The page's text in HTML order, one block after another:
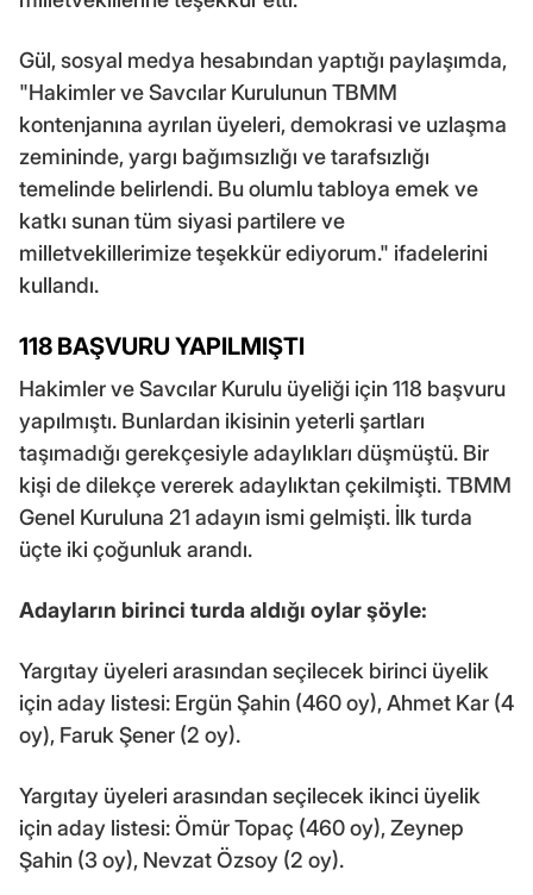
Gül, sosyal medya hesabından yaptığı paylaşımda,
"Hakimler ve Savcılar Kurulunun TBMM
kontenjanına ayrılan üyeleri, demokrasi ve uzlaşma
zemininde, yargı bağımsızlığı ve tarafsızlığı
temelinde belirlendi. Bu olumlu tabloya emek ve
katkı sunan tüm siyasi partilere ve
milletvekillerimize teşekkür ediyorum." ifadelerini
kullandı.
118 BAŞVURU YAPILMIŞTI
Hakimler ve Savcılar Kurulu üyeliği için 118 başvuru
yapılmıştı. Bunlardan ikisinin yeterli şartları
taşımadığı gerekçesiyle adaylıkları düşmüştü. Bir
kişi de dilekçe vererek adaylıktan çekilmişti. TBMM
Genel Kuruluna 21 adayın ismi gelmişti. İlk turda
üçte iki çoğunluk arandı.
Adayların birinci turda aldığı oylar şöyle:
Yargıtay üyeleri arasından seçilecek birinci üyelik
için aday listesi: Ergün Şahin (460 oy), Ahmet Kar (4
oy), Faruk Şener (2 oy).
Yargıtay üyeleri arasından seçilecek ikinci üyelik
için aday listesi: Ömür Topaç (460 oy), Zeynep
Şahin (3 oy), Nevzat Özsoy (2 oy).